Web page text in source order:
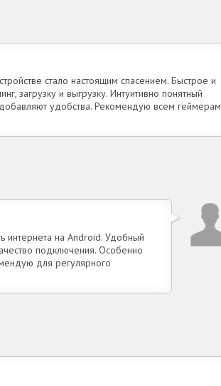
стало настоящим спасением. Быстрое и
загрузку и выгрузку. Интуитивно понятный
удобства. Рекомендую всем геймерам
интернета на Android. Удобный
подключения. Особенно
для регулярного